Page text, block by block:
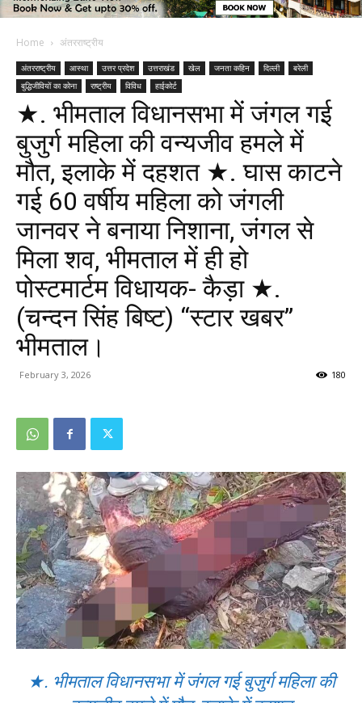
Home अंतरराष्ट्रीय
अंतरराष्ट्रीय आस्था उत्तर प्रदेश उत्तराखंड खेल जनता कहिन दिल्ली
बरेली
बुद्धिजीवियों का कोना
राष्ट्रीय विविध हाईकोर्ट
★. भीमताल विधानसभा में जंगल गई
बुजुर्ग महिला की वन्यजीव हमले में
मौत, इलाके में दहशत ★. घास काटने
गई 60 वर्षीय महिला को जंगली
जानवर ने बनाया निशाना, जंगल से
मिला शव, भीमताल में ही हो
पोस्टमार्टम विधायक- कैड़ा ★.
(चन्दन सिंह बिष्ट) “स्टार खबर”
भीमताल।
February 3, 2026 180
★. भीमताल विधानसभा में जंगल गई बुजुर्ग महिला की